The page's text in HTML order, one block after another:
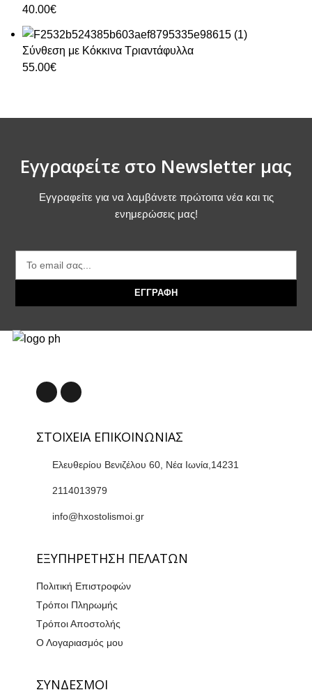
40.00€
Σύνθεση με Κόκκινα Τριαντάφυλλα
55.00€
Εγγραφείτε στο Newsletter μας
Εγγραφείτε για να λαμβάνετε πρώτοιτα νέα και τις
ενημερώσεις μας!
ΕΓΓΡΑΦΗ
ΣΤΟΙΧΕΙΑ ΕΠΙΚΟΙΝΩΝΙΑΣ
Ελευθερίου Βενιζέλου 60, Νέα Ιωνία,14231
2114013979
info@hxostolismoi.gr
ΕΞΥΠΗΡΕΤΗΣΗ ΠΕΛΑΤΩΝ
Πολιτική Επιστροφών
Τρόποι Πληρωμής
Τρόποι Αποστολής
Ο Λογαριασμός μου
ΣΥΝΔΕΣΜΟΙ